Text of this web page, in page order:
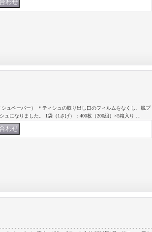
ュペーパー） ＊ティシュの取り出し口のフィルムをなくし、脱プ
ュになりました。 1袋（1さげ）：400枚（200組）×5箱入り …